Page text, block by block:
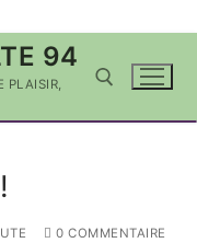
94
PLAISIR,
0 COMMENTAIRE